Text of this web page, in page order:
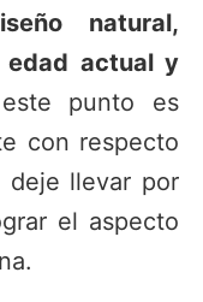
natural,
actual y
punto es
con respecto
deje llevar por
el aspecto